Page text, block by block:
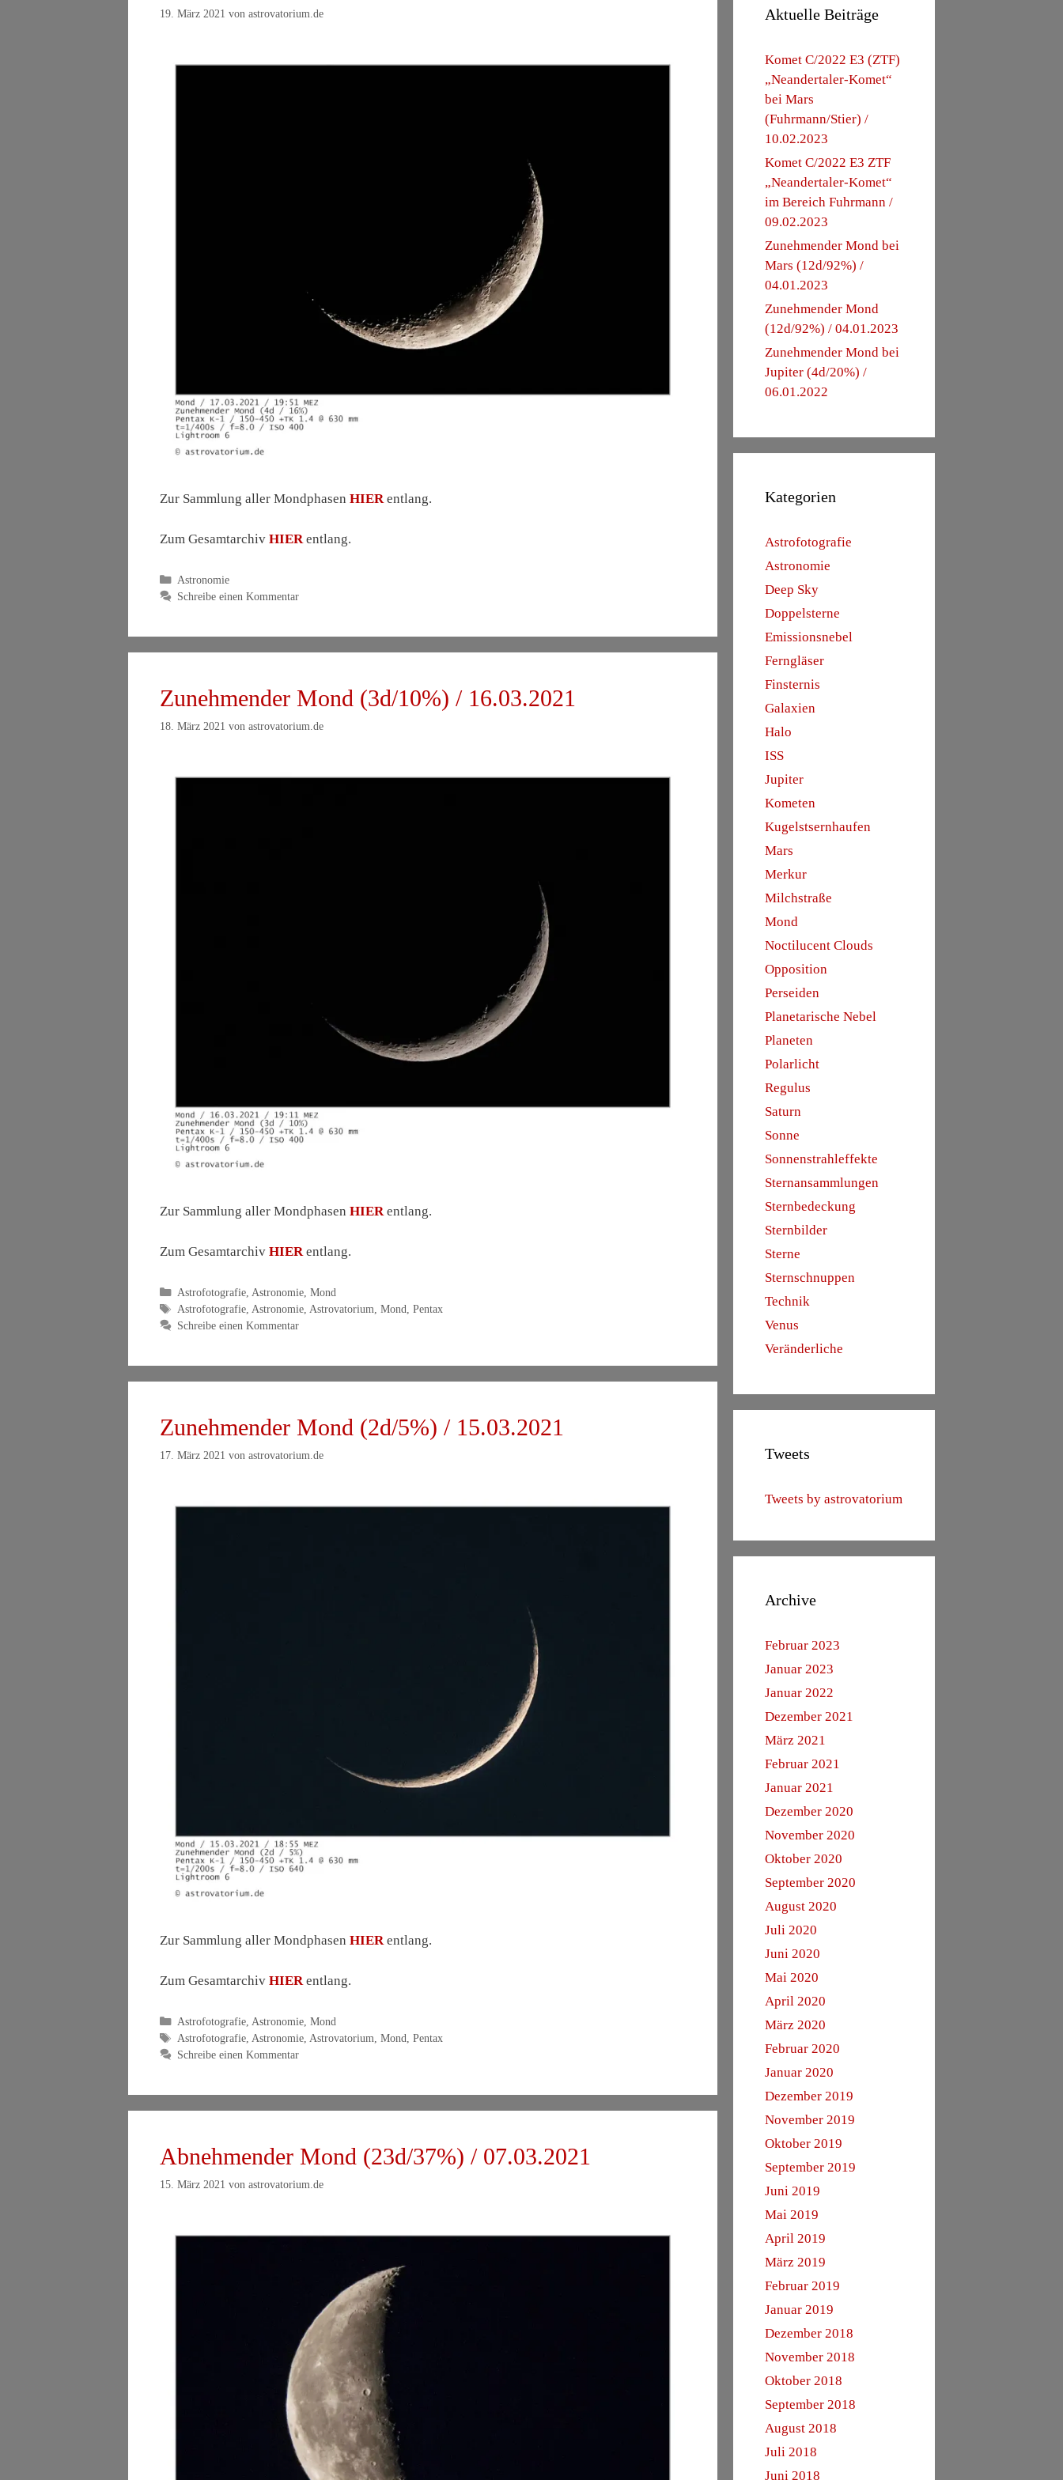
19. März 2021 von astrovatorium.de
Zur Sammlung aller Mondphasen HIERentlang.
Zum Gesamtarchiv HIER entlang.
Kategorien
Astronomie
Schreibe einen Kommentar
Zunehmender Mond (3d/10%) / 16.03.2021
18. März 2021 von astrovatorium.de
Zur Sammlung aller Mondphasen HIERentlang.
Zum Gesamtarchiv HIER entlang.
Kategorien
Astrofotografie, Astronomie, Mond
Schlagwörter
Astrofotografie, Astronomie, Astrovatorium Mond Pentax
Schreibe einen Kommentar
Zunehmender Mond (2d/5%) / 15.03.2021
17. März 2021 von astrovatorium.de
Zur Sammlung aller Mondphasen HIERentlang.
Zum Gesamtarchiv HIER entlang.
Kategorien
Astrofotografie, Astronomie, Mond
Schlagwörter
Astrofotografie, Astronomie, Astrovatorium Mond Pentax
Schreibe einen Kommentar
Abnehmender Mond (23d/37%) / 07.03.2021
15. März 2021 von astrovatorium.de
Aktuelle Beiträge
Komet C/2022 E3 (ZTF)
„Neandertaler-Komet“
bei Mars
(Fuhrmann/Stier) /
10.02.2023
Komet C/2022 E3 ZTF
„Neandertaler-Komet“
im Bereich Fuhrmann /
09.02.2023
Zunehmender Mond bei
Mars (12d/92%) /
04.01.2023
Zunehmender Mond
(12d/92%) / 04.01.2023
Zunehmender Mond bei
Jupiter (4d/20%) /
06.01.2022
Kategorien
Astrofotografie
Astronomie
Deep Sky
Doppelsterne
Emissionsnebel
Ferngläser
Finsternis
Galaxien
Halo
ISS
Jupiter
Kometen
Kugelstsernhaufen
Mars
Merkur
Milchstraße
Mond
Noctilucent Clouds
Opposition
Perseiden
Planetarische Nebel
Planeten
Polarlicht
Regulus
Saturn
Sonne
Sonnenstrahleffekte
Sternansammlungen
Sternbedeckung
Sternbilder
Sterne
Sternschnuppen
Technik
Venus
Veränderliche
Tweets
Tweets by astrovatorium
Archive
Februar 2023
Januar 2023
Januar 2022
Dezember 2021
März 2021
Februar 2021
Januar 2021
Dezember 2020
November 2020
Oktober 2020
September 2020
August 2020
Juli 2020
Juni 2020
Mai 2020
April 2020
März 2020
Februar 2020
Januar 2020
Dezember 2019
November 2019
Oktober 2019
September 2019
Juni 2019
Mai 2019
April 2019
März 2019
Februar 2019
Januar 2019
Dezember 2018
November 2018
Oktober 2018
September 2018
August 2018
Juli 2018
Juni 2018